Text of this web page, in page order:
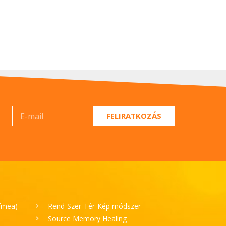
FELIRATKOZÁS
Rend-Szer-Tér-Kép módszer
Source Memory Healing